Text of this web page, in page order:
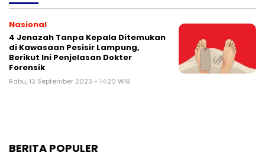
Nasional
4 Jenazah Tanpa Kepala Ditemukan
di Kawasaan Pesisir Lampung,
Berikut Ini Penjelasan Dokter
Forensik
Rabu, 13 September 2023 - 14:20 WIB
BERITA POPULER